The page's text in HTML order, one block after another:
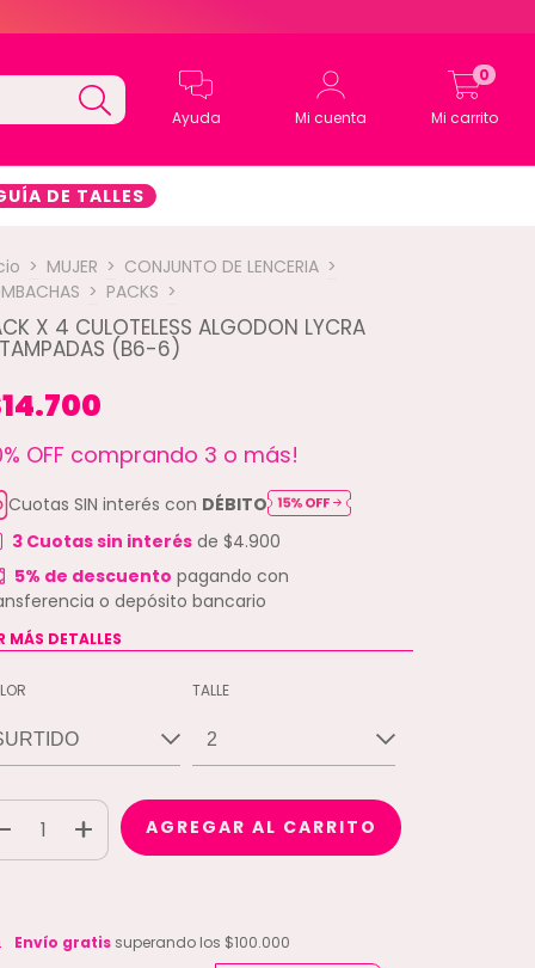
Ayuda Mi cuenta Mi carrito
0
DE TALLES
> MUJER > CONJUNTO DE LENCERIA >
> PACKS >
X 4 CULOTELESS ALGODON LYCRA
(B6-6)
OFF comprando 3 o más!
Cuotas SIN interés con DÉBITO
3Cuotas sin interésde $4.900
5% de descuento pagando con
o depósito bancario
MÁS DETALLES
TALLE
gratis $100.000
Envío gratissuperando los $100.000